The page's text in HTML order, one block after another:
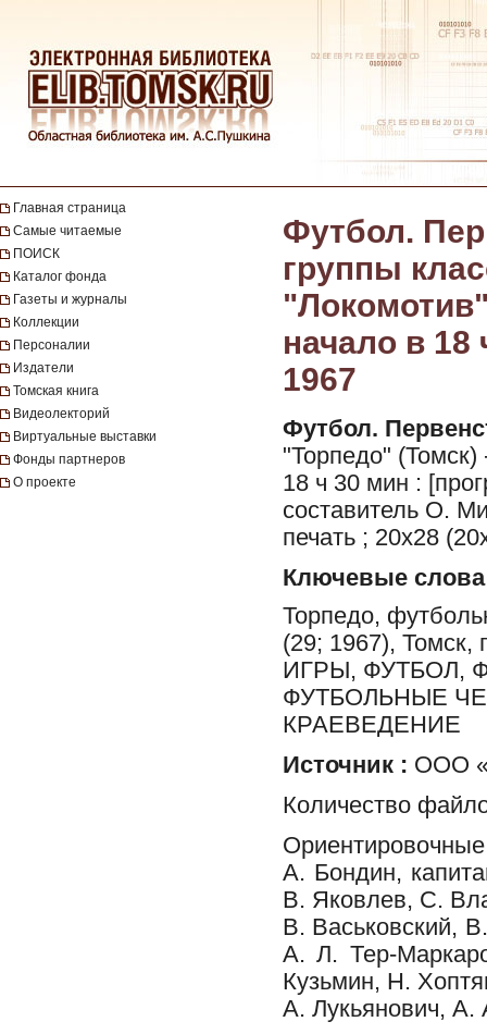
Главная страница
Самые читаемые
ПОИСК
Каталог фонда
Газеты и журналы
Коллекции
Персоналии
Издатели
Томская книга
Видеолекторий
Виртуальные выставки
Фонды партнеров
О проекте
Футбол.
группы
начало в 18
1967
Футбол.
"Торпедо"
18 ч 30 мин :
составитель О.
печать ; 20х28
Ключевые слова
Торпедо,
(29; 1967),
ИГРЫ, ФУТБОЛ,
ФУТБОЛЬНЫЕ
КРАЕВЕДЕНИЕ
Источник : ООО
Количество
А. Бондин,
В. Яковлев, С.
В. Васьковский,
А. Л. Тер-
Кузьмин, Н.
А. Лукьянович, А.